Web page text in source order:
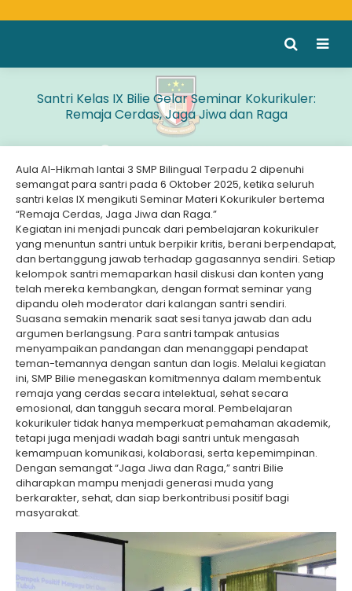
Santri Kelas IX Bilie Gelar Seminar Kokurikuler:
Remaja Cerdas, Jaga Jiwa dan Raga
Aula Al-Hikmah lantai 3 SMP Bilingual Terpadu 2 dipenuhi
semangat para santri pada 6 Oktober 2025, ketika seluruh
santri kelas IX mengikuti Seminar Materi Kokurikuler bertema
“Remaja Cerdas, Jaga Jiwa dan Raga.”
Kegiatan ini menjadi puncak dari pembelajaran kokurikuler
yang menuntun santri untuk berpikir kritis, berani berpendapat,
dan bertanggung jawab terhadap gagasannya sendiri. Setiap
kelompok santri memaparkan hasil diskusi dan konten yang
telah mereka kembangkan, dengan format seminar yang
dipandu oleh moderator dari kalangan santri sendiri.
Suasana semakin menarik saat sesi tanya jawab dan adu
argumen berlangsung. Para santri tampak antusias
menyampaikan pandangan dan menanggapi pendapat
teman-temannya dengan santun dan logis. Melalui kegiatan
ini, SMP Bilie menegaskan komitmennya dalam membentuk
remaja yang cerdas secara intelektual, sehat secara
emosional, dan tangguh secara moral. Pembelajaran
kokurikuler tidak hanya memperkuat pemahaman akademik,
tetapi juga menjadi wadah bagi santri untuk mengasah
kemampuan komunikasi, kolaborasi, serta kepemimpinan.
Dengan semangat “Jaga Jiwa dan Raga,” santri Bilie
diharapkan mampu menjadi generasi muda yang
berkarakter, sehat, dan siap berkontribusi positif bagi
masyarakat.